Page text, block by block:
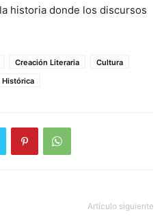
historia donde los discursos
Creación Literaria
Cultura
Histórica
Artículo siguiente